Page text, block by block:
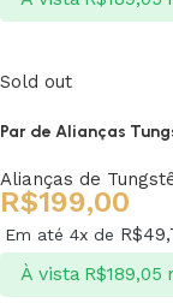
Sold out
Par de Alianças
Alianças de
R$199,00
Em até 4x de R$
À vista R$189,05